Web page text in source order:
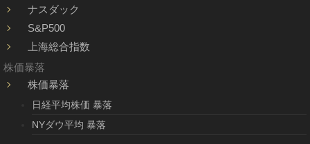
ナスダック
S&P500
上海総合指数
株価暴落
株価暴落
日経平均株価 暴落
NYダウ平均 暴落